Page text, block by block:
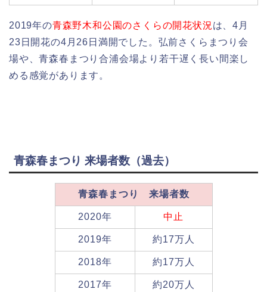
2019年の青森野木和公園のさくらの開花状況は、4月
23日開花の4月26日満開でした。弘前さくらまつり会
場や、青森春まつり合浦会場より若干遅く長い間楽し
める感覚があります。
青森春まつり 来場者数（過去）
青森春まつり 来場者数
2020年 中止
2019年 約17万人
2018年 約17万人
2017年 約20万人